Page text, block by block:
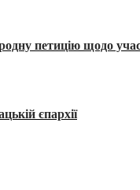
петицію щодо
єпархії